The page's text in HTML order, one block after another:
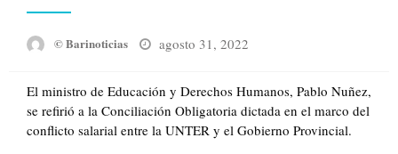
© Barinoticias
Posted
agosto 31, 2022
El ministro de Educación y Derechos Humanos, Pablo Nuñez,
se refirió a la Conciliación Obligatoria dictada en el marco del
conflicto salarial entre la UNTER y el Gobierno Provincial.